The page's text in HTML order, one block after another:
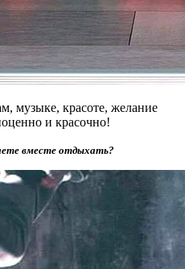
музыке, красоте, желание
и красочно!
вместе отдыхать?